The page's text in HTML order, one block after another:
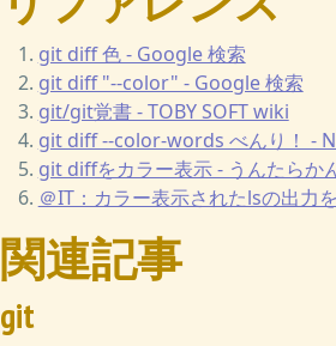
git diff 色 - Google 検索
git diff "--color" - Google 検索
git/git覚書 - TOBY SOFT wiki
git diff --color-words べんり！ -
git diffをカラー表示 - うんたらか
＠IT：カラー表示されたlsの出力
関連記事
git